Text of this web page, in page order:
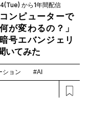
から1年間配信
コンピューターで
が変わるの？」
号エバンジェリ
いてみた
ション #AI